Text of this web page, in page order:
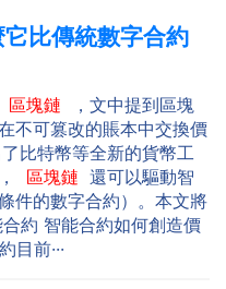
比傳統數字合約
區塊鏈
，文中提到區塊
不可篡改的賬本中交換價
比特幣等全新的貨幣工
區塊鏈 還可以驅動智
件的數字合約）。本文將
約 智能合約如何創造價
前···